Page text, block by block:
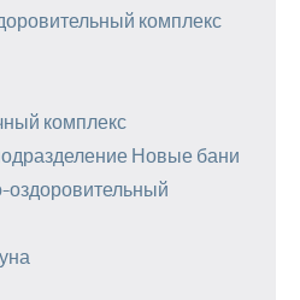
комплекс
комплекс
Новые бани
оздоровительный